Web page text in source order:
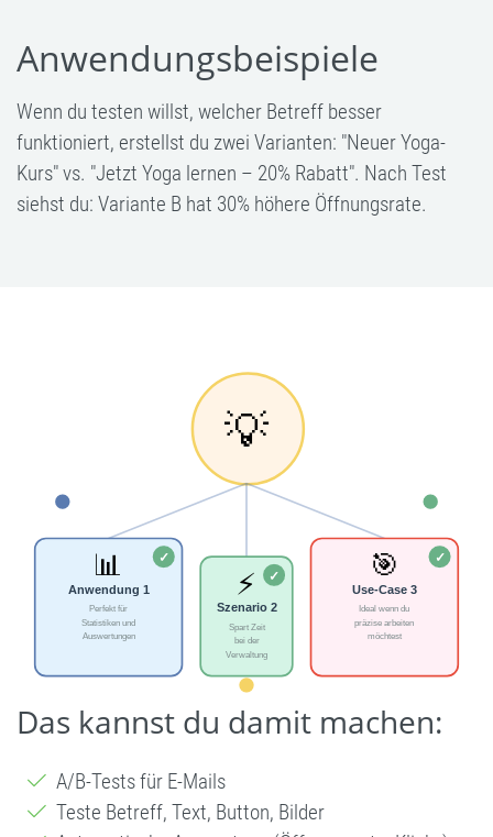
Anwendungsbeispiele
Wenn du testen willst, welcher Betreff besser
funktioniert, erstellst du zwei Varianten: "Neuer Yoga-
Kurs" vs. "Jetzt Yoga lernen – 20% Rabatt". Nach Test
siehst du: Variante B hat 30% höhere Öffnungsrate.
Das kannst du damit machen:
A/B-Tests für E-Mails
Teste Betreff, Text, Button, Bilder